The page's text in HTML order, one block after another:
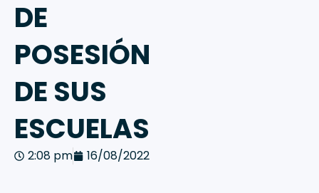
DE
POSESIÓN
DE SUS
ESCUELAS
2:08 pm 16/08/2022